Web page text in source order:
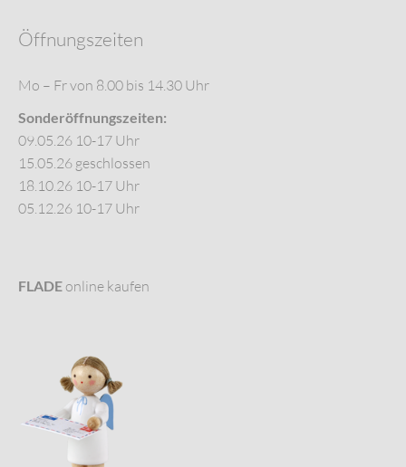
Öffnungszeiten
Mo – Fr von 8.00 bis 14.30 Uhr
Sonderöffnungszeiten:
09.05.26 10-17 Uhr
15.05.26 geschlossen
18.10.26 10-17 Uhr
05.12.26 10-17 Uhr
FLADE online kaufen